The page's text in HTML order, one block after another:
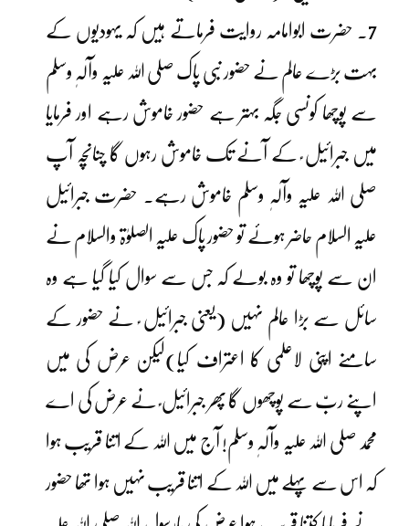
7۔ حضرت ابوامامہ روایت فرماتے ہیں کہ یہودیوں کے
بہت بڑے عالم نے حضور نبی پاک صلی اللہ علیہ وآلہٖ وسلم
سے پوچھا کونسی جگہ بہتر ہے حضور خاموش رہے اور فرمایا
میں جبرائیل ؑ کے آنے تک خاموش رہوں گا چنانچہ آپ
صلی اللہ علیہ وآلہٖ وسلم خاموش رہے۔ حضرت جبرائیل
علیہ السلام حاضر ہوئے تو حضور پاک علیہ الصلوٰۃ والسلام نے
ان سے پوچھا تو وہ بولے کہ جس سے سوال کیا گیا ہے وہ
سائل سے بڑا عالم نہیں (یعنی جبرائیل ؑ نے حضور کے
سامنے اپنی لاعلمی کا اعتراف کیا)لیکن عرض کی میں
اپنے ربّ سے پوچھوں گا پھر جبرائیل ؑ نے عرض کی اے
محمد صلی اللہ علیہ وآلہٖ وسلم! آج میں اللہ کے اتنا قریب ہوا
کہ اس سے پہلے میں اللہ کے اتنا قریب نہیں ہوا تھا حضور